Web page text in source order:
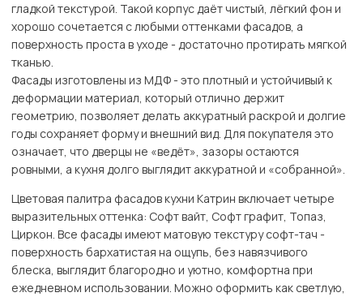
гладкой текстурой. Такой корпус даёт чистый, лёгкий фон и
хорошо сочетается с любыми оттенками фасадов, а
поверхность проста в уходе - достаточно протирать мягкой
тканью.
Фасады изготовлены из МДФ - это плотный и устойчивый к
деформации материал, который отлично держит
геометрию, позволяет делать аккуратный раскрой и долгие
годы сохраняет форму и внешний вид. Для покупателя это
означает, что дверцы не «ведёт», зазоры остаются
ровными, а кухня долго выглядит аккуратной и «собранной».
Цветовая палитра фасадов кухни Катрин включает четыре
выразительных оттенка: Софт вайт, Софт графит, Топаз,
Циркон. Все фасады имеют матовую текстуру софт-тач -
поверхность бархатистая на ощупь, без навязчивого
блеска, выглядит благородно и уютно, комфортна при
ежедневном использовании. Можно оформить как светлую,